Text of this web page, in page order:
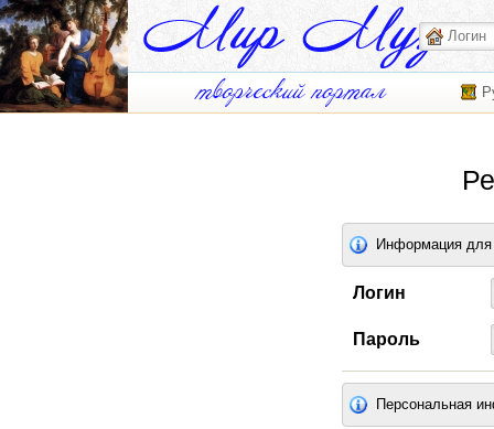
Информация для
Логин
Пароль
Персональная